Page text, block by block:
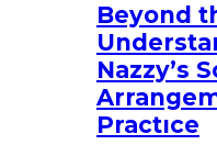
Beyond
Nazzy’s
Practıce